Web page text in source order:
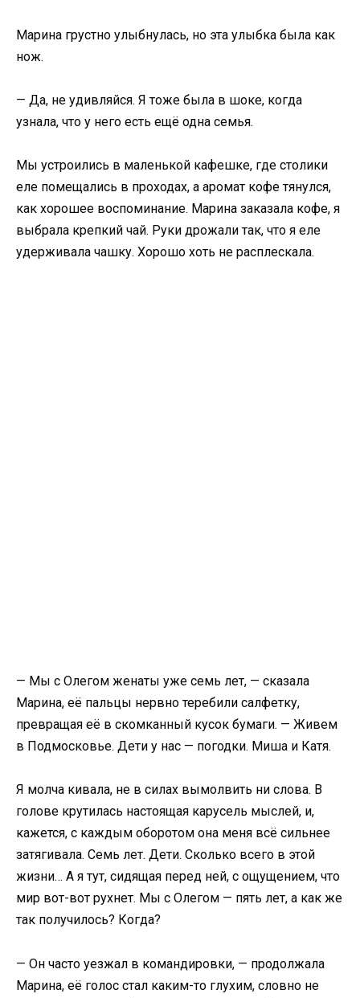
Марина грустно улыбнулась, но эта улыбка была как
нож.
— Да, не удивляйся. Я тоже была в шоке, когда
узнала, что у него есть ещё одна семья.
Мы устроились в маленькой кафешке, где столики
еле помещались в проходах, а аромат кофе тянулся,
как хорошее воспоминание. Марина заказала кофе, я
выбрала крепкий чай. Руки дрожали так, что я еле
удерживала чашку. Хорошо хоть не расплескала.
— Мы с Олегом женаты уже семь лет, — сказала
Марина, её пальцы нервно теребили салфетку,
превращая её в скомканный кусок бумаги. — Живем
в Подмосковье. Дети у нас — погодки. Миша и Катя.
Я молча кивала, не в силах вымолвить ни слова. В
голове крутилась настоящая карусель мыслей, и,
кажется, с каждым оборотом она меня всё сильнее
затягивала. Семь лет. Дети. Сколько всего в этой
жизни… А я тут, сидящая перед ней, с ощущением, что
мир вот-вот рухнет. Мы с Олегом — пять лет, а как же
так получилось? Когда?
— Он часто уезжал в командировки, — продолжала
Марина, её голос стал каким-то глухим, словно не